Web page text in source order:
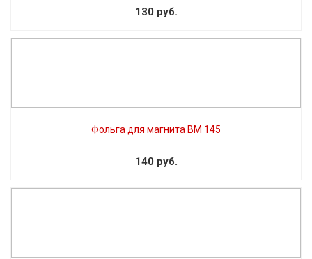
130 руб.
Фольга для магнита BM 145
140 руб.